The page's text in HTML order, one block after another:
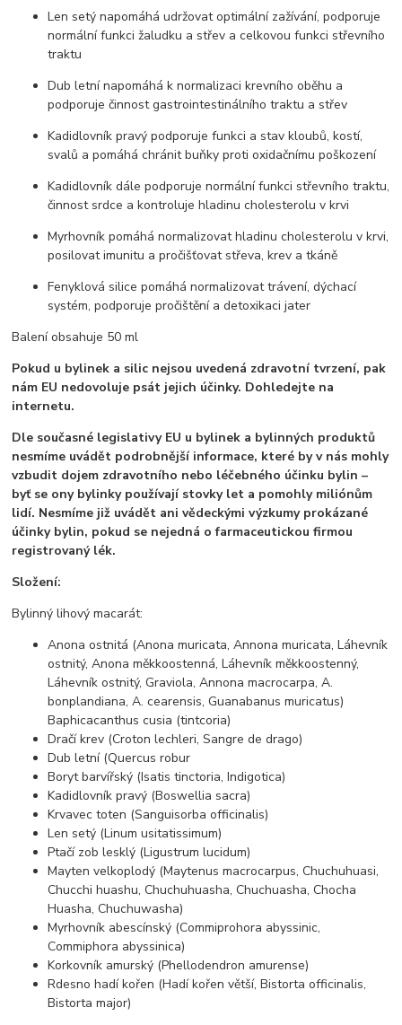
Len setý napomáhá udržovat optimální zažívání, podporuje
normální funkci žaludku a střev a celkovou funkci střevního
traktu
Dub letní napomáhá k normalizaci krevního oběhu a
podporuje činnost gastrointestinálního traktu a střev
Kadidlovník pravý podporuje funkci a stav kloubů, kostí,
svalů a pomáhá chránit buňky proti oxidačnímu poškození
Kadidlovník dále podporuje normální funkci střevního traktu,
činnost srdce a kontroluje hladinu cholesterolu v krvi
Myrhovník pomáhá normalizovat hladinu cholesterolu v krvi,
posilovat imunitu a pročišťovat střeva, krev a tkáně
Fenyklová silice pomáhá normalizovat trávení, dýchací
systém, podporuje pročištění a detoxikaci jater
Balení obsahuje 50 ml
Pokud u bylinek a silic nejsou uvedená zdravotní tvrzení, pak
nám EU nedovoluje psát jejich účinky. Dohledejte na
internetu.
Dle současné legislativy EU u bylinek a bylinných produktů
nesmíme uvádět podrobnější informace, které by v nás mohly
vzbudit dojem zdravotního nebo léčebného účinku bylin –
byť se ony bylinky používají stovky let a pomohly miliónům
lidí. Nesmíme již uvádět ani vědeckými výzkumy prokázané
účinky bylin, pokud se nejedná o farmaceutickou firmou
registrovaný lék.
Složení:
Bylinný lihový macarát:
Anona ostnitá (Anona muricata, Annona muricata, Láhevník
ostnitý, Anona měkkoostenná, Láhevník měkkoostenný,
Láhevník ostnitý, Graviola, Annona macrocarpa, A.
bonplandiana, A. cearensis, Guanabanus muricatus)
Baphicacanthus cusia (tintcoria)
Dračí krev (Croton lechleri, Sangre de drago)
Dub letní (Quercus robur
Boryt barvířský (Isatis tinctoria, Indigotica)
Kadidlovník pravý (Boswellia sacra)
Krvavec toten (Sanguisorba officinalis)
Len setý (Linum usitatissimum)
Ptačí zob lesklý (Ligustrum lucidum)
Mayten velkoplodý (Maytenus macrocarpus, Chuchuhuasi,
Chucchi huashu, Chuchuhuasha, Chuchuasha, Chocha
Huasha, Chuchuwasha)
Myrhovník abescínský (Commiprohora abyssinic,
Commiphora abyssinica)
Korkovník amurský (Phellodendron amurense)
Rdesno hadí kořen (Hadí kořen větší, Bistorta officinalis,
Bistorta major)